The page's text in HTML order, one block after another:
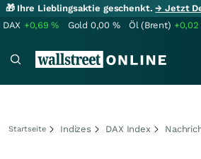
🎁 Ihre Lieblingsaktie geschenkt.→ Jetzt
DAX +0,69% Gold 0,00 % Öl (Brent) +0,02
Startseite Indizes DAX Index